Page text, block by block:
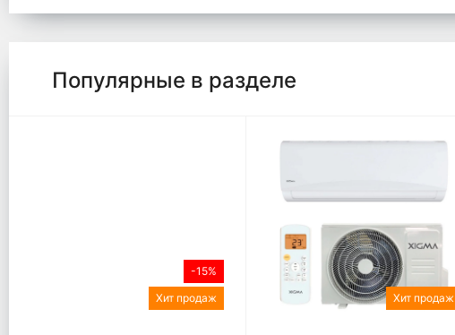
Популярные в разделе
-15%
Хит продаж
Хит продаж